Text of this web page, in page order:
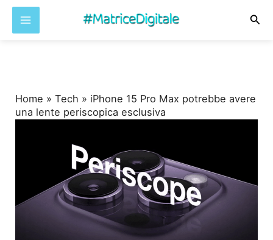
Home »Tech » iPhone 15 Pro Max potrebbe avere
una lente periscopica esclusiva